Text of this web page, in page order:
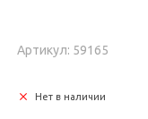
Артикул: 59165
Нет в наличии